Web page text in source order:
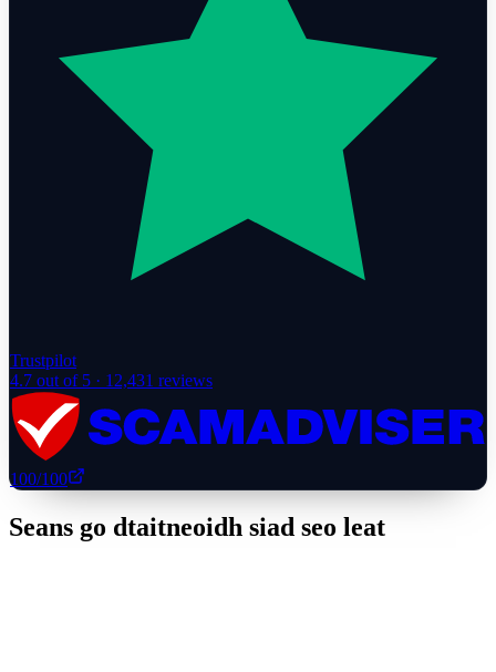
Trustpilot
4.7 out of 5 · 12,431 reviews
100/100
Seans go dtaitneoidh siad seo leat